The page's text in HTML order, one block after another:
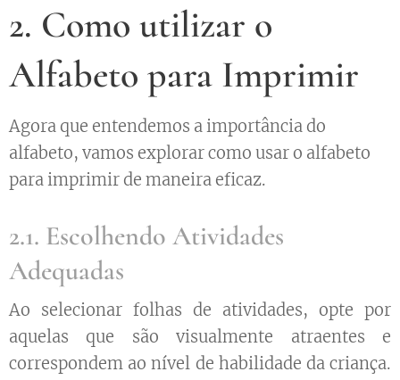
2. Como utilizar o
Alfabeto para Imprimir
Agora que entendemos a importância do
alfabeto, vamos explorar como usar o alfabeto
para imprimir de maneira eficaz.
2.1. Escolhendo Atividades
Adequadas
Ao selecionar folhas de atividades, opte por
aquelas que são visualmente atraentes e
correspondem ao nível de habilidade da criança.